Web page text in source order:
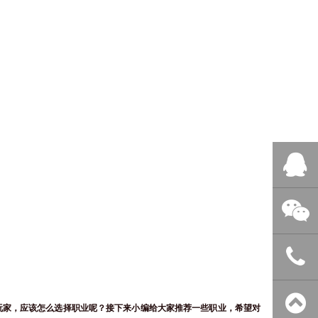
，应该怎么选择职业呢？接下来小编给大家推荐一些职业，希望对
QQ客服
微信客服
400-838-